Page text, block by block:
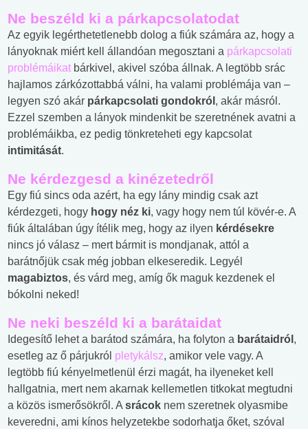
Ne beszéld ki a párkapcsolatodat
Az egyik legérthetetlenebb dolog a fiúk számára az, hogy a
lányoknak miért kell állandóan megosztani a párkapcsolati
problémáikat bárkivel, akivel szóba állnak. A legtöbb srác
hajlamos zárkózottabbá válni, ha valami problémája van –
legyen szó akár párkapcsolati gondokról , akár másról.
Ezzel szemben a lányok mindenkit be szeretnének avatni a
problémáikba, ez pedig tönkreteheti egy kapcsolat
intimitását.
Ne kérdezgesd a kinézetedről
Egy fiú sincs oda azért, ha egy lány mindig csak azt
kérdezgeti, hogy hogy néz ki, vagy hogy nem túl kövér-e. A
fiúk általában úgy ítélik meg, hogy az ilyen kérdésekre
nincs jó válasz – mert bármit is mondjanak, attól a
barátnőjük csak még jobban elkeseredik. Legyél
magabiztos, és várd meg, amíg ők maguk kezdenek el
bókolni neked!
Ne neki beszéld ki a barátaidat
Idegesítő lehet a barátod számára, ha folyton a barátaidról ,
esetleg az ő párjukról pletykálsz, amikor vele vagy. A
legtöbb fiú kényelmetlenül érzi magát, ha ilyeneket kell
hallgatnia, mert nem akarnak kellemetlen titkokat megtudni
a közös ismerősökről. A srácok nem szeretnek olyasmibe
keveredni, ami kínos helyzetekbe sodorhatja őket, szóval